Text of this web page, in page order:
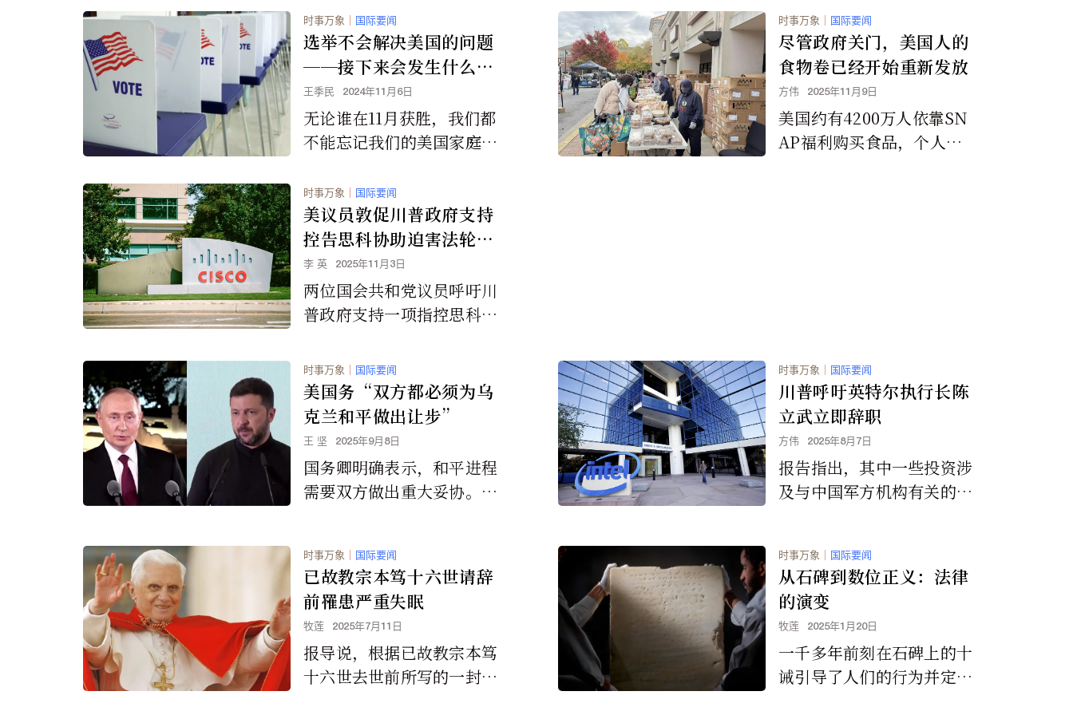
时事万象 ｜ 国际要闻
选举不会解决美国的问题
──接下来会发生什么
事？
王季民 2024年11月6日
无论谁在11月获胜，我们都
不能忘记我们的美国家庭以
党派和人民之间的分歧是明
显的，但我们有责任把注意
力放在解决实际和切实的问
题上，而不仅仅是政治上的
胜利和失败。
时事万象 ｜ 国际要闻
尽管政府关门，美国人的
食物卷已经开始重新发放
方伟 2025年11月9日
美国约有4200万人依靠SN
AP福利购买食品，个人每
时事万象 ｜ 国际要闻
美议员敦促川普政府支持
控告思科协助迫害法轮功
的诉讼
李 英 2025年11月3日
两位国会共和党议员呼吁川
普政府支持一项指控思科公
学员的诉讼，并要求美国最
高法院允许案件进入审理程
序。
时事万象 ｜ 国际要闻
美国务“双方都必须为乌
克兰和平做出让步”
王 坚 2025年9月8日
国务卿明确表示，和平进程
需要双方做出重大妥协。
时事万象 ｜ 国际要闻
川普呼吁英特尔执行长陈
立武立即辞职
方伟 2025年8月7日
报告指出，其中一些投资涉
及与中国军方机构有关的公
时事万象 ｜ 国际要闻
已故教宗本笃十六世请辞
前罹患严重失眠
牧莲 2025年7月11日
报导说，根据已故教宗本笃
十六世去世前所写的一封
时事万象 ｜ 国际要闻
从石碑到数位正义：法律
的演变
牧莲 2025年1月20日
一千多年前刻在石碑上的十
诫引导了人们的行为并定义